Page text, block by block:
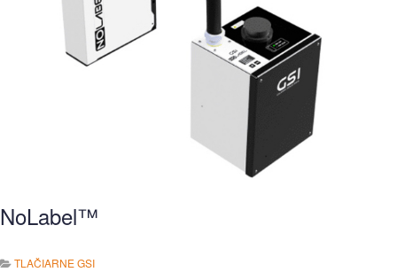
NoLabel™
TLAČIARNE GSI